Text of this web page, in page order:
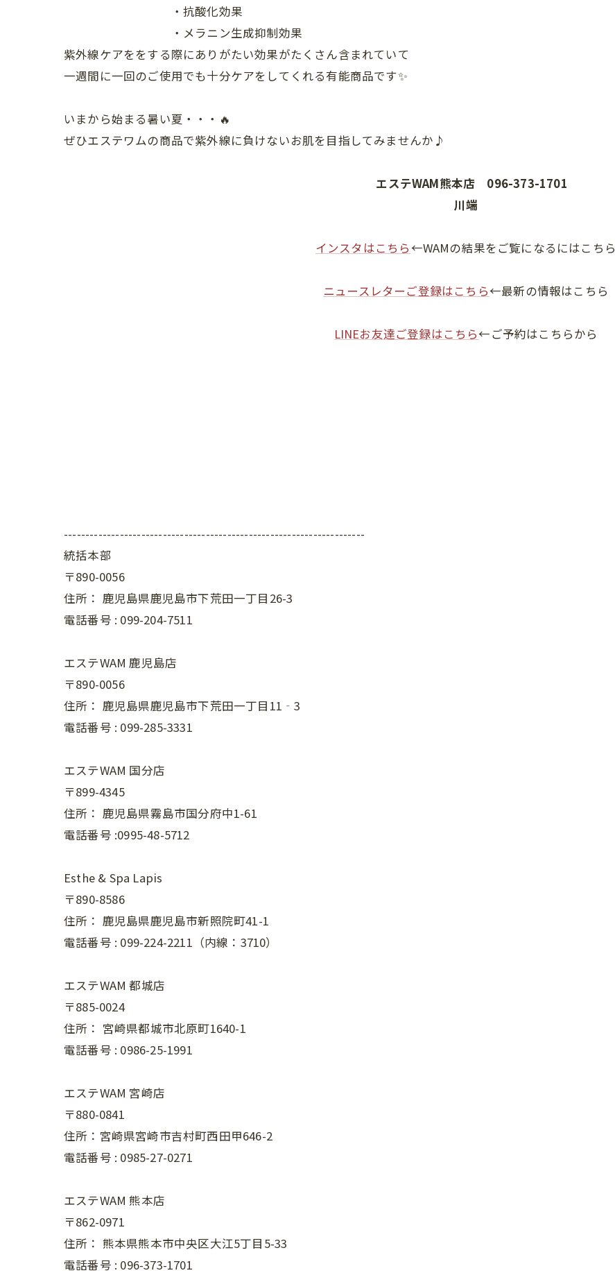
・抗酸化効果
・メラニン生成抑制効果
紫外線ケアををする際にありがたい効果がたくさん含まれていて
一週間に一回のご使用でも十分ケアをしてくれる有能商品です✨
いまから始まる暑い夏・・・🔥
ぜひエステワムの商品で紫外線に負けないお肌を目指してみませんか♪
エステWAM熊本店 096-373-1701
川端
インスタはこちら←WAMの結果をご覧になるにはこちら
ニュースレターご登録はこちら←最新の情報はこちら
LINEお友達ご登録はこちら←ご予約はこちらから
----------------------------------------------------------------------
統括本部
〒890-0056
住所： 鹿児島県鹿児島市下荒田一丁目26-3
電話番号 : 099-204-7511
エステWAM 鹿児島店
〒890-0056
住所： 鹿児島県鹿児島市下荒田一丁目11‐3
電話番号 : 099-285-3331
エステWAM 国分店
〒899-4345
住所： 鹿児島県霧島市国分府中1-61
電話番号 :0995-48-5712
Esthe & Spa Lapis
〒890-8586
住所： 鹿児島県鹿児島市新照院町41-1
電話番号 : 099-224-2211（内線：3710）
エステWAM 都城店
〒885-0024
住所： 宮崎県都城市北原町1640-1
電話番号 : 0986-25-1991
エステWAM 宮崎店
〒880-0841
住所：宮崎県宮崎市吉村町西田甲646-2
電話番号 : 0985-27-0271
エステWAM 熊本店
〒862-0971
住所： 熊本県熊本市中央区大江5丁目5-33
電話番号 : 096-373-1701